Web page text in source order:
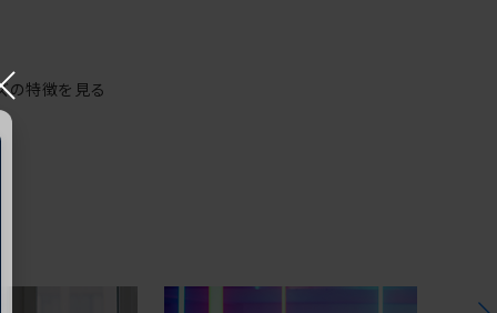
の特徴を見る